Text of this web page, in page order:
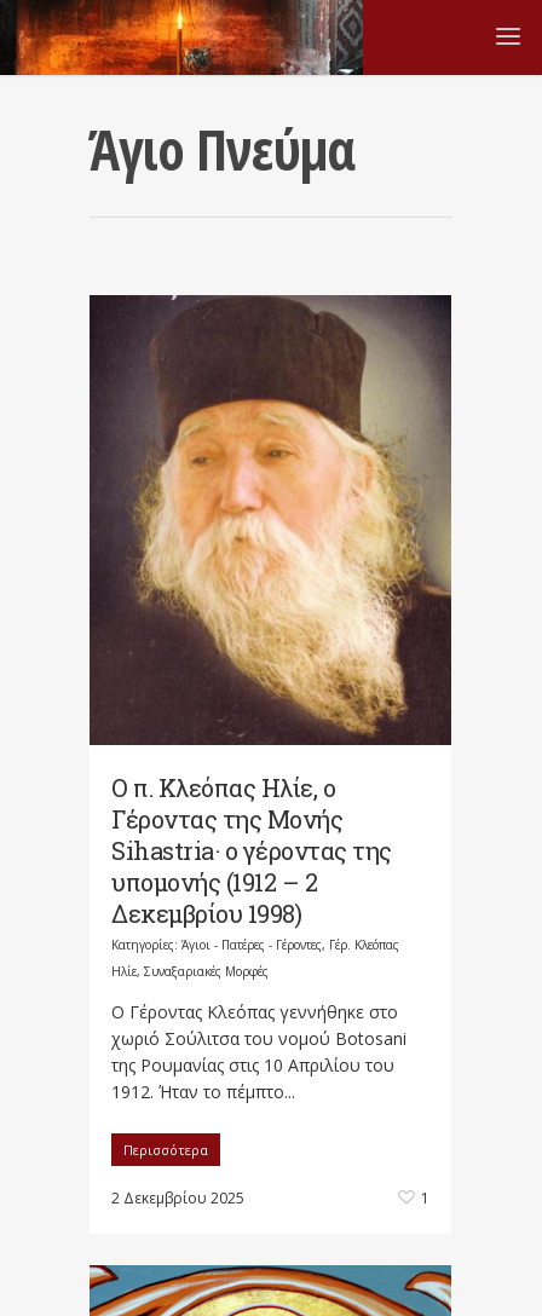
Άγιο Πνεύμα
Ο π. Κλεόπας Ηλίε, ο
Γέροντας της Μονής
Sihastria· ο γέροντας της
υπομονής (1912 – 2
Δεκεμβρίου 1998)
Κατηγορίες: Άγιοι - Πατέρες - Γέροντες, Γέρ. Κλεόπας
Ηλίε, Συναξαριακές Μορφές
Ο Γέροντας Κλεόπας γεννήθηκε στο
χωριό Σούλιτσα του νομού Botosani
της Ρουμανίας στις 10 Απριλίου του
1912. Ήταν το πέμπτο...
Περισσότερα
2 Δεκεμβρίου 2025 1